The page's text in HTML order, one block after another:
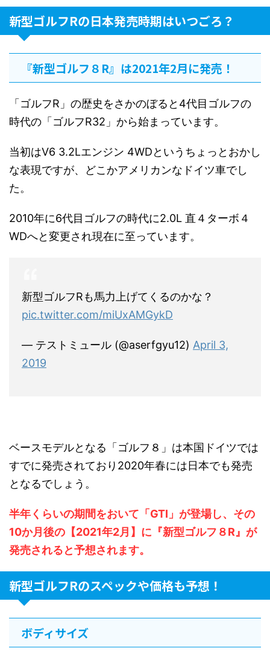
新型ゴルフRの日本発売時期はいつごろ？
『新型ゴルフ８R』は2021年2月に発売！
「ゴルフR」の歴史をさかのぼると4代目ゴルフの
時代の「ゴルフR32」から始まっています。
当初はV6 3.2Lエンジン 4WDというちょっとおかし
な表現ですが、どこかアメリカンなドイツ車でし
た。
2010年に6代目ゴルフの時代に2.0L 直４ターボ４
WDへと変更され現在に至っています。
新型ゴルフRも馬力上げてくるのかな？
pic.twitter.com/miUxAMGykD
— テストミュール (@aserfgyu12) April 3,
2019
ベースモデルとなる「ゴルフ８」は本国ドイツでは
すでに発売されており2020年春には日本でも発売
となるでしょう。
半年くらいの期間をおいて「GTI」が登場し、その
10か月後の【2021年2月】に『新型ゴルフ８R』が
発売されると予想されます。
新型ゴルフRのスペックや価格も予想！
ボディサイズ